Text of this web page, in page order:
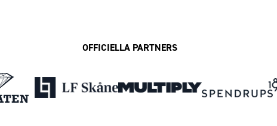
OFFICIELLA PARTNERS